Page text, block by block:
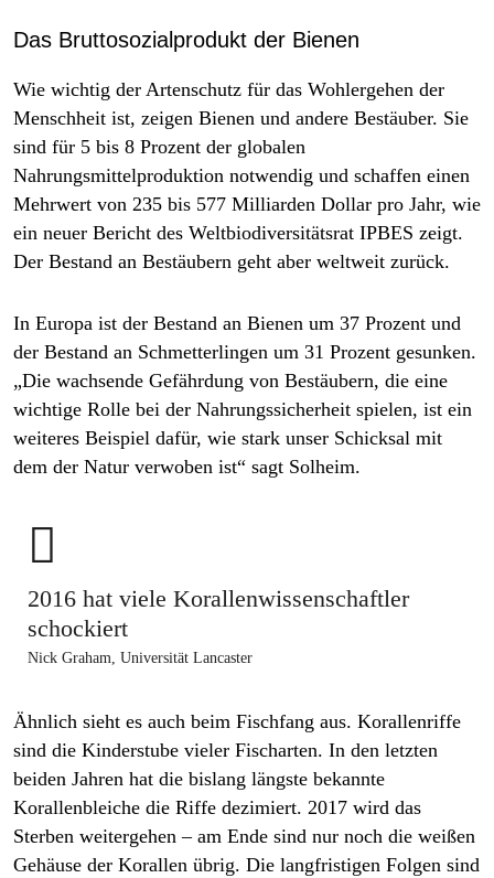
Das Bruttosozialprodukt der Bienen
Wie wichtig der Artenschutz für das Wohlergehen der
Menschheit ist, zeigen Bienen und andere Bestäuber. Sie
sind für 5 bis 8 Prozent der globalen
Nahrungsmittelproduktion notwendig und schaffen einen
Mehrwert von 235 bis 577 Milliarden Dollar pro Jahr, wie
ein neuer Bericht des Weltbiodiversitätsrat IPBES zeigt.
Der Bestand an Bestäubern geht aber weltweit zurück.
In Europa ist der Bestand an Bienen um 37 Prozent und
der Bestand an Schmetterlingen um 31 Prozent gesunken.
„Die wachsende Gefährdung von Bestäubern, die eine
wichtige Rolle bei der Nahrungssicherheit spielen, ist ein
weiteres Beispiel dafür, wie stark unser Schicksal mit
dem der Natur verwoben ist“ sagt Solheim.

2016 hat viele Korallenwissenschaftler
schockiert
Nick Graham, Universität Lancaster
Ähnlich sieht es auch beim Fischfang aus. Korallenriffe
sind die Kinderstube vieler Fischarten. In den letzten
beiden Jahren hat die bislang längste bekannte
Korallenbleiche die Riffe dezimiert. 2017 wird das
Sterben weitergehen – am Ende sind nur noch die weißen
Gehäuse der Korallen übrig. Die langfristigen Folgen sind